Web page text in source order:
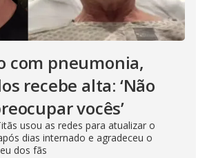
com pneumonia,
recebe alta: ‘Não
vocês’
usou as redes para atualizar o
dias internado e agradeceu o
dos fãs